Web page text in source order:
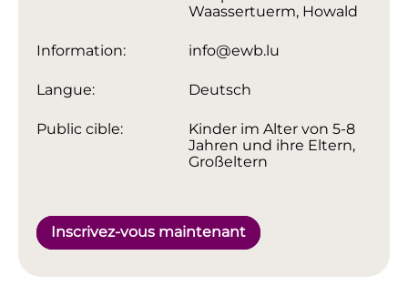
Waassertuerm, Howald
Information: info@ewb.lu
Langue: Deutsch
Public cible:
Kinder im Alter von 5-8
Jahren und ihre Eltern,
Großeltern
Inscrivez-vous maintenant